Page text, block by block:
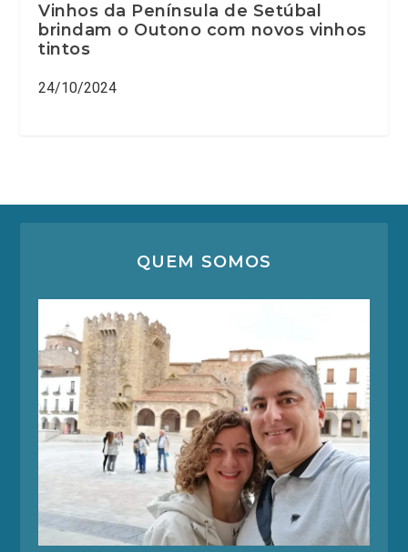
Vinhos da Península de Setúbal
brindam o Outono com novos vinhos
tintos
24/10/2024
QUEM SOMOS